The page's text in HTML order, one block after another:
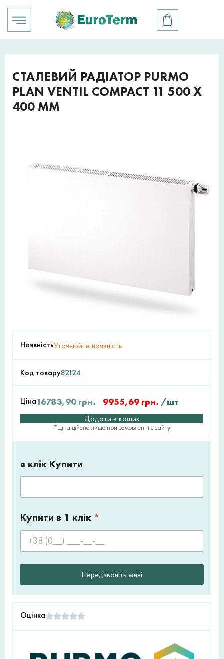
СТАЛЕВИЙ РАДІАТОР PURMO
PLAN VENTIL COMPACT 11 500 X
400 ММ
НаявністьУточнюйте наявність
Код товару82124
Ціна16783,90грн. 9955,69 грн. /шт
Додати в кошик
*Ціна дійсна лише при замовленні з сайту
в клік Купити
Купити в 1 клік *
Передзвоніть мені
Оцінка